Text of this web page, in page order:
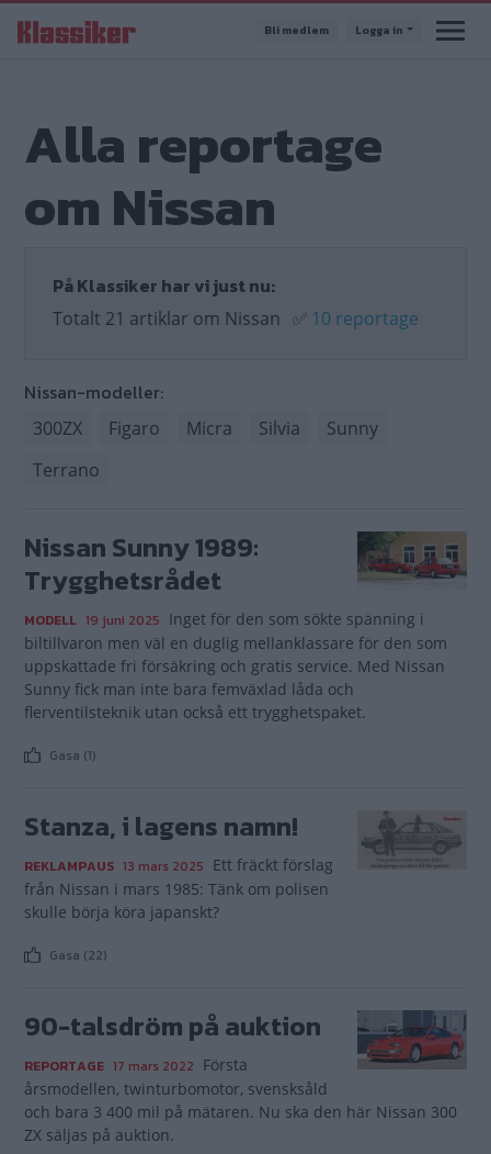
till
Bli medlem Logga in
Alla reportage
om Nissan
På Klassiker har vi just nu:
Totalt 21 artiklar om Nissan ✅ 10 reportage
Nissan-modeller:
300ZX Figaro Micra Silvia
Sunny
Terrano
Nissan Sunny 1989:
Trygghetsrådet
MODELL 19 juni 2025 Inget för den som sökte spänning i
biltillvaron men väl en duglig mellanklassare för den som
uppskattade fri försäkring och gratis service. Med Nissan
Sunny fick man inte bara femväxlad låda och
flerventilsteknik utan också ett trygghetspaket.
Gasa (1)
Stanza, i lagens namn!
REKLAMPAUS 13 mars 2025 Ett fräckt förslag
från Nissan i mars 1985: Tänk om polisen
skulle börja köra japanskt?
Gasa (22)
90-talsdröm på auktion
REPORTAGE 17 mars 2022 Första
årsmodellen, twinturbomotor, svensksåld
och bara 3 400 mil på mätaren. Nu ska den här Nissan 300
ZX säljas på auktion.